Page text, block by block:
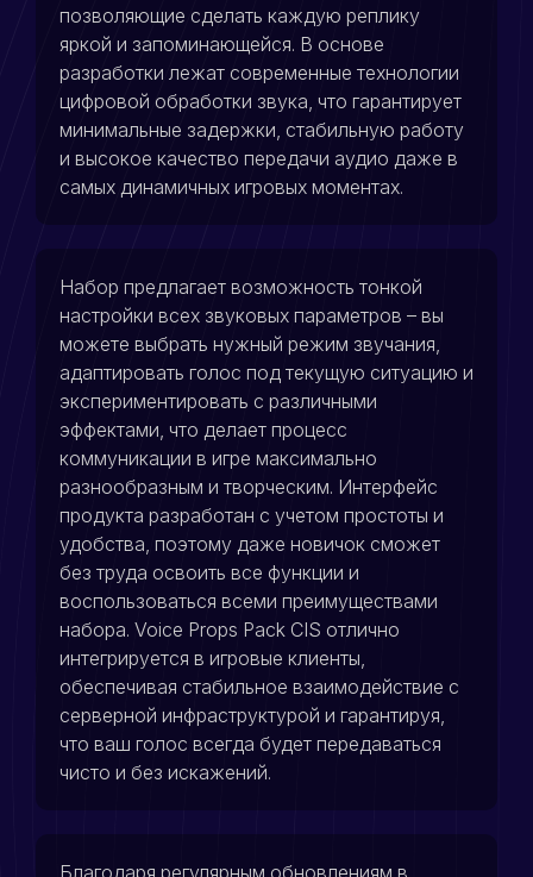
позволяющие сделать каждую реплику
яркой и запоминающейся. В основе
разработки лежат современные технологии
цифровой обработки звука, что гарантирует
минимальные задержки, стабильную работу
и высокое качество передачи аудио даже в
самых динамичных игровых моментах.
Набор предлагает возможность тонкой
настройки всех звуковых параметров – вы
можете выбрать нужный режим звучания,
адаптировать голос под текущую ситуацию и
экспериментировать с различными
эффектами, что делает процесс
коммуникации в игре максимально
разнообразным и творческим. Интерфейс
продукта разработан с учетом простоты и
удобства, поэтому даже новичок сможет
без труда освоить все функции и
воспользоваться всеми преимуществами
набора. Voice Props Pack CIS отлично
интегрируется в игровые клиенты,
обеспечивая стабильное взаимодействие с
серверной инфраструктурой и гарантируя,
что ваш голос всегда будет передаваться
чисто и без искажений.
Благодаря регулярным обновлениям в